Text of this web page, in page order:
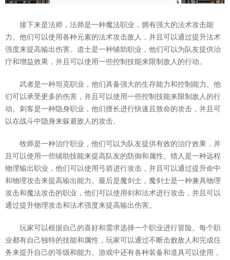
接下来是法师，法师是一种魔法职业，拥有强大的法术攻击能
力。他们可以使用各种元素的法术攻击敌人，并且可以通过提升法术
强度来提高输出伤害。道士是一种辅助职业，他们可以为队友提供治
疗和增益效果，并且可以使用一些控制技能来限制敌人的行动。
武者是一种坦克职业，他们具备强大的生存能力和控制能力。他
们可以承受更多的伤害，并且可以使用一些控制技能来限制敌人的行
动。刺客是一种隐身职业，他们擅长进行快速且致命的攻击，并且可
以在战斗中隐身来躲避敌人的攻击。
牧师是一种治疗职业，他们可以为队友提供有效的治疗效果，并
且可以使用一些辅助技能来提高队友的防御和属性。猎人是一种远程
物理输出职业，他们可以使用弓箭进行攻击，并且可以通过提升命中
和物理攻击来提高输出能力。最后是魔剑士，魔剑士是一种兼具物理
攻击和魔法攻击的职业，他们可以使用剑和法术进行攻击，并且可以
通过提升物理攻击和法术强度来提高输出伤害。
玩家可以根据自己的喜好和需求选择一个职业进行冒险。每个职
业都有自己独特的技能和属性，玩家可以通过不断击败敌人和完成任
务来提升自己的等级和能力。游戏中还有各种装备和道具可以使用，